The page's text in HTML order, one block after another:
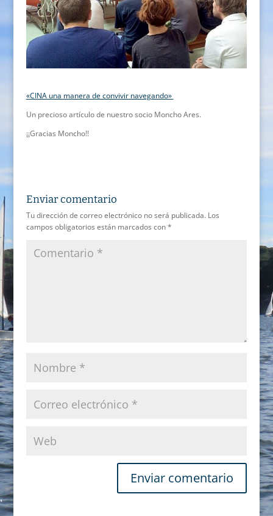
«CINA una manera de convivir navegando»
Un precioso artículo de nuestro socio Moncho Ares.
¡¡Gracias Moncho!!
Enviar comentario
Tu dirección de correo electrónico no será publicada. Los
campos obligatorios están marcados con*